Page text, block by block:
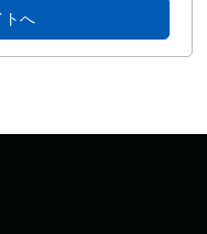
トへ